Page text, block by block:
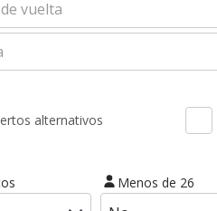
alternativos
Menos de 26